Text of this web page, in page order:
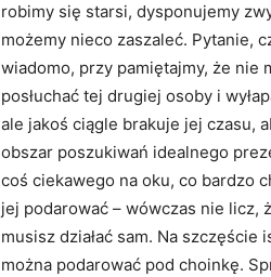
robimy się starsi, dysponujemy
możemy nieco zaszaleć. Pytanie,
wiadomo, przy pamiętajmy, że nie
posłuchać tej drugiej osoby i
ale jakoś ciągle brakuje jej czasu,
obszar poszukiwań idealnego
coś ciekawego na oku, co bardzo
jej podarować – wówczas nie licz,
musisz działać sam. Na
można podarować pod choinkę.